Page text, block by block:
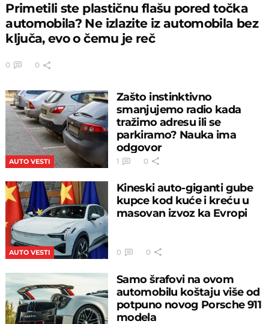
Primetili ste plastičnu flašu pored točka
automobila? Ne izlazite iz automobila bez
ključa, evo o čemu je reč
0 0
AUTO VESTI
Zašto instinktivno
smanjujemo radio kada
tražimo adresu ili se
parkiramo? Nauka ima
odgovor
1 0
AUTO VESTI
Kineski auto-giganti gube
kupce kod kuće i kreću u
masovan izvoz ka Evropi
0 0
Samo šrafovi na ovom
automobilu koštaju više od
potpuno novog Porsche 911
modela